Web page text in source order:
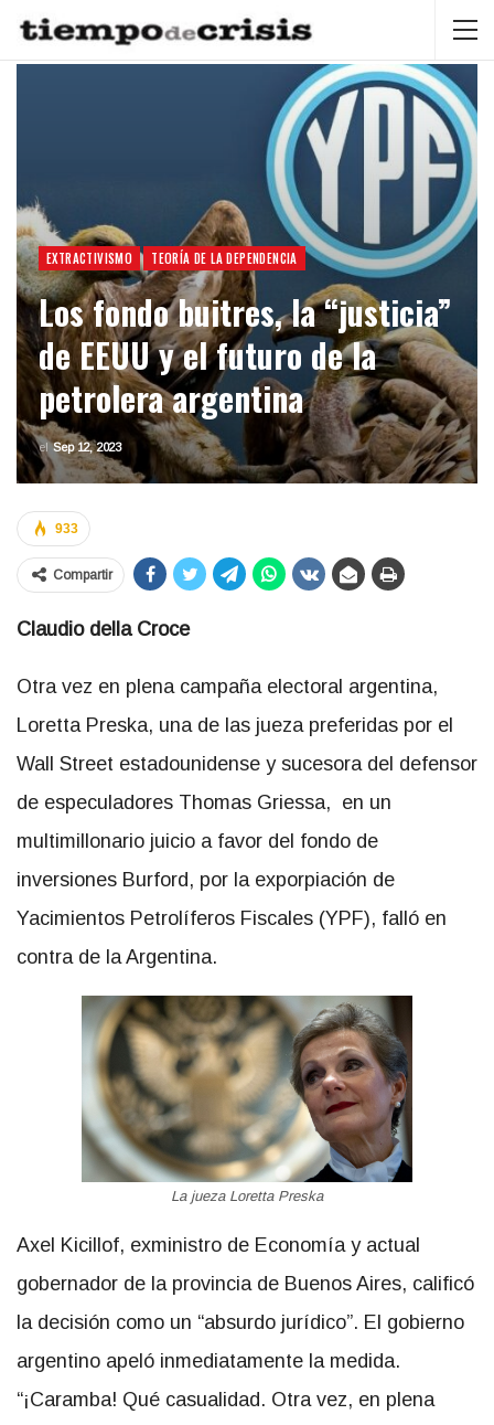
EXTRACTIVISMO TEORÍA DE LA DEPENDENCIA
Los fondo buitres, la “justicia”
de EEUU y el futuro de la
petrolera argentina
elSep 12, 2023
933
Compartir
Claudio della Croce
Otra vez en plena campaña electoral argentina,
Loretta Preska, una de las jueza preferidas por el
Wall Street estadounidense y sucesora del defensor
de especuladores Thomas Griessa, en un
multimillonario juicio a favor del fondo de
inversiones Burford, por la exporpiación de
Yacimientos Petrolíferos Fiscales (YPF), falló en
contra de la Argentina.
La jueza Loretta Preska
Axel Kicillof, exministro de Economía y actual
gobernador de la provincia de Buenos Aires, calificó
la decisión como un “absurdo jurídico”. El gobierno
argentino apeló inmediatamente la medida.
“¡Caramba! Qué casualidad. Otra vez, en plena